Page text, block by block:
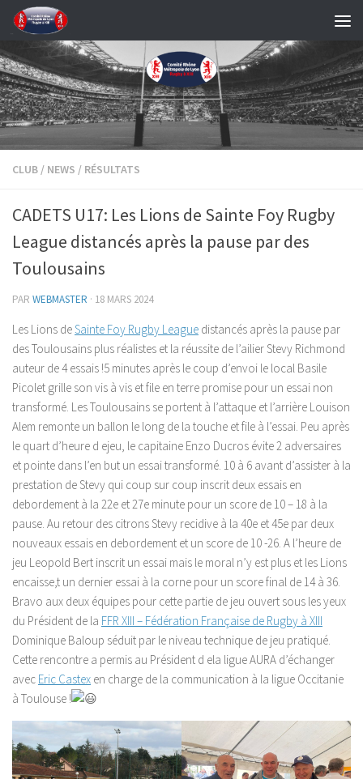
Skip to content
CLUB / NEWS / RÉSULTATS
CADETS U17: Les Lions de Sainte Foy Rugby
League distancés après la pause par des
Toulousains
PAR WEBMASTER · 18 MARS 2024
Les Lions deSainte Foy Rugby League distancés après la pause par
des Toulousains plus réalistes et la réussite de l’ailier Stevy Richmond
auteur de 4 essais !5 minutes après le coup d’envoi le local Basile
Picolet grille son vis à vis et file en terre promise pour un essai non
transformé. Les Toulousains se portent à l’attaque et l’arrière Louison
Alem remonte un ballon le long de la touche et file à l’essai. Peu après
le quart d’heure d ejeu, le capitaine Enzo Ducros évite 2 adversaires
et pointe dans l’en but un essai transformé. 10 à 6 avant d’assister à la
prestation de Stevy qui coup sur coup inscrit deux essais en
debordement à la 22e et 27e minute pour un score de 10 – 18 à la
pause. Au retour des citrons Stevy recidive à la 40e et 45e par deux
nouveaux essais en debordement et un score de 10 -26. A l’heure de
jeu Leopold Bert inscrit un essai mais le moral n’y est plus et les Lions
encaisse,t un dernier essai à la corne pour un score final de 14 à 36.
Bravo aux deux équipes pour cette partie de jeu ouvert sous les yeux
du Président de la FFR XIII – Fédération Française de Rugby à XIII
Dominique Baloup séduit par le niveau technique de jeu pratiqué.
Cette rencontre a permis au Président d ela ligue AURA d’échanger
avec Eric Castex en charge de la communication à la ligue Occitanie
à Toulouse !